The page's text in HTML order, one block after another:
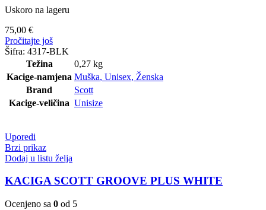
Uskoro na lageru
75,00 €
Pročitajte još
Šifra: 4317-BLK
Težina
0,27 kg
Kacige-namjena Muška, Unisex, Ženska
Brand
Scott
Kacige-veličina Unisize
Uporedi
Brzi prikaz
Dodaj u listu želja
KACIGA SCOTT GROOVE PLUS WHITE
Ocenjeno sa 0 od 5